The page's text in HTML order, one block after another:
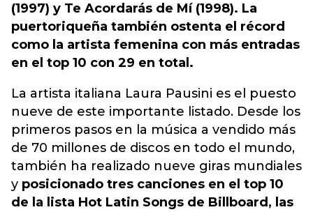
(1997) y Te Acordarás de Mí (1998). La
puertoriqueña también ostenta el récord
como la artista femenina con más entradas
en el top 10 con 29 en total.
La artista italiana Laura Pausini es el puesto
nueve de este importante listado. Desde los
primeros pasos en la música a vendido más
de 70 millones de discos en todo el mundo,
también ha realizado nueve giras mundiales
y posicionado tres canciones en el top 10
de la lista Hot Latin Songs de Billboard, las